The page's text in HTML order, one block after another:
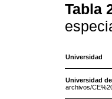
Tabla
Universidad
Universidad
archivos/